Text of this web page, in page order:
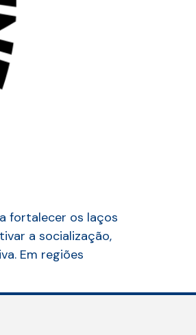
fortalecer os laços
a socialização,
Em regiões